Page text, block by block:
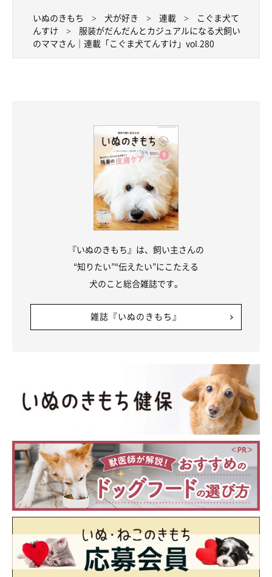
いぬのきもち 犬が好き 連載
こぐま犬て
んすけ
服装がだんだんとカジュアルになる犬飼い
のママさん｜連載「こぐま犬てんすけ」vol.280
『いぬのきもち』は、飼い主さんの
“知りたい”“伝えたい”にこたえる
犬のこと総合雑誌です。
雑誌『いぬのきもち』